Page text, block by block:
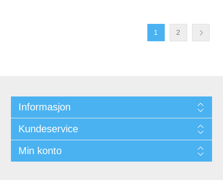
1 2
Informasjon
Kundeservice
Min konto